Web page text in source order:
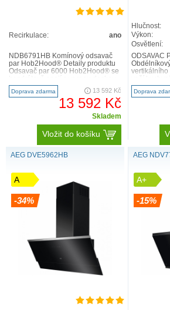
Recirkulace: ano
NDB6791HB Komínový odsavač
par Hob2Hood® Detaily produktu
Odsavač par 6000 Hob2Hood® se
Když zapnete varnou d..
Doprava zdarma 13 592 Kč
13 592 Kč
Skladem
Vložit do košíku
Hlučnost:
Výkon:
Osvětlení:
ODSAVAČ
vertikálního
odsavači
design s..
Doprava
AEG DVE5962HB
A
-34%
AEG
A+
-15%